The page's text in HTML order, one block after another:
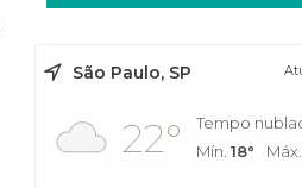
São Paulo, SP
22°
Tempo
Mín. 18° Máx.